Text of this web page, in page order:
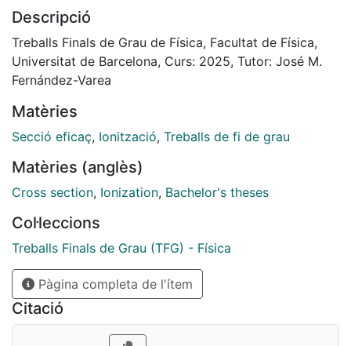
PWBA including the Coulomb, binding and wave
function corrections. Numerical calculations have been
done for Al, Cu, and Ag atoms, and H+ and He2+ ions
with energies from 0.05 MeV to 20 MeV. The
experimental data shows that the eCPSShsR
approximation is quite accurate and that, for large
are nearly identical
Descripció
Treballs Finals de Grau de Física, Facultat de Física,
Universitat de Barcelona, Curs: 2025, Tutor: José M.
Fernández-Varea
Matèries
Secció eficaç, Ionització, Treballs de fi de grau
Matèries (anglès)
Cross section, Ionization, Bachelor's theses
Col·leccions
Treballs Finals de Grau (TFG) - Física
Pàgina completa de l'ítem
Citació